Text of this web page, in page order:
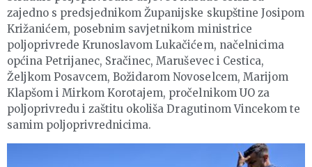
zajedno s predsjednikom Županijske skupštine Josipom
Križanićem, posebnim savjetnikom ministrice
poljoprivrede Krunoslavom Lukačićem, načelnicima
općina Petrijanec, Sračinec, Maruševec i Cestica,
Željkom Posavcem, Božidarom Novoselcem, Marijom
Klapšom i Mirkom Korotajem, pročelnikom UO za
poljoprivredu i zaštitu okoliša Dragutinom Vincekom te
samim poljoprivrednicima.